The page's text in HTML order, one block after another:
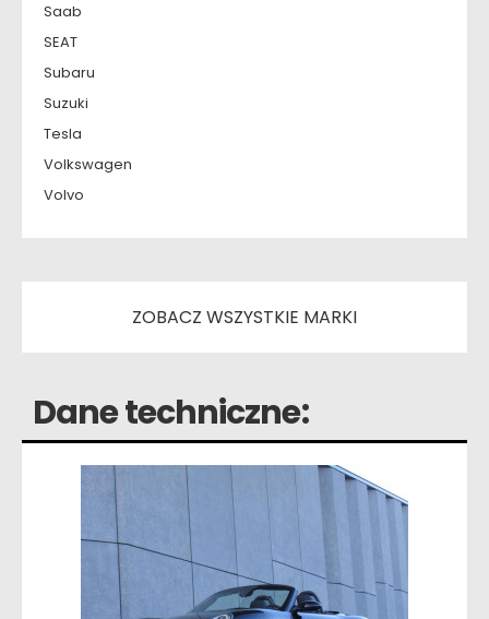
Saab
SEAT
Subaru
Suzuki
Tesla
Volkswagen
Volvo
ZOBACZ WSZYSTKIE MARKI
Dane techniczne: